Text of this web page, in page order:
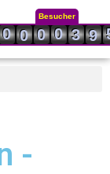
Besucher
0 0 0 0 3 9
-